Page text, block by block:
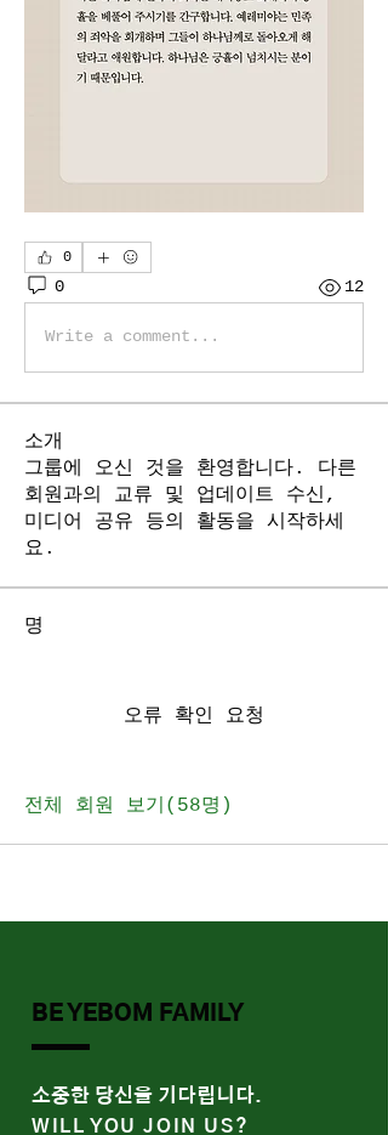
0
0 12
Write a comment...
소개
그룹에 오신 것을 환영합니다. 다른
회원과의 교류 및 업데이트 수신,
미디어 공유 등의 활동을 시작하세
요.
명
오류 확인 요청
전체 회원 보기(58명)
BE YEBOM FAMILY
​소중한 당신을 기다립니다.
WILL YOU JOIN US?